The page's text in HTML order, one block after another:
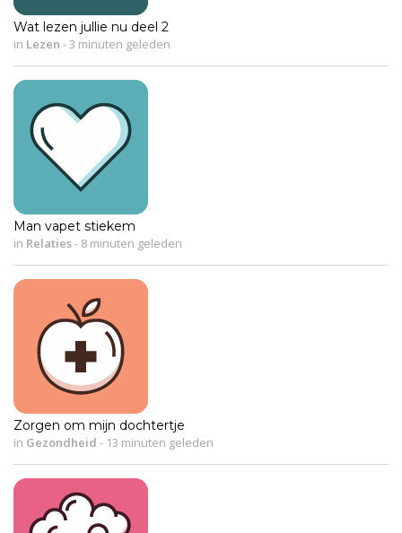
Wat lezen jullie nu deel 2
in Lezen -3 minuten geleden
Man vapet stiekem
in Relaties- 8 minuten geleden
Zorgen om mijn dochtertje
in Gezondheid - 13 minuten geleden